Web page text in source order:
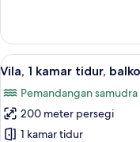
Vila,
kamar
menghadap
pantai
Lihat
semua
foto
untuk
Vila,
9
Vila, 1 kamar tidur,
Pemandangan samudra
200 meter persegi
1 kamar tidur